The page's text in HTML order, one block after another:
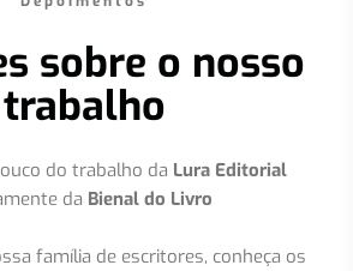
sobre o nosso
trabalho
do trabalho da Lura Editorial
da Bienal do Livro
família de escritores, conheça os